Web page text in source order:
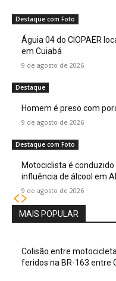
Destaque com Foto
Águia 04 do CIOPAER
em Cuiabá
9 de agosto de 2026
Destaque
Homem é preso com
9 de agosto de 2026
Destaque com Foto
Motociclista é
influência de álcool em
9 de agosto de 2026
MAIS POPULAR
Colisão entre
feridos na BR-163 entre